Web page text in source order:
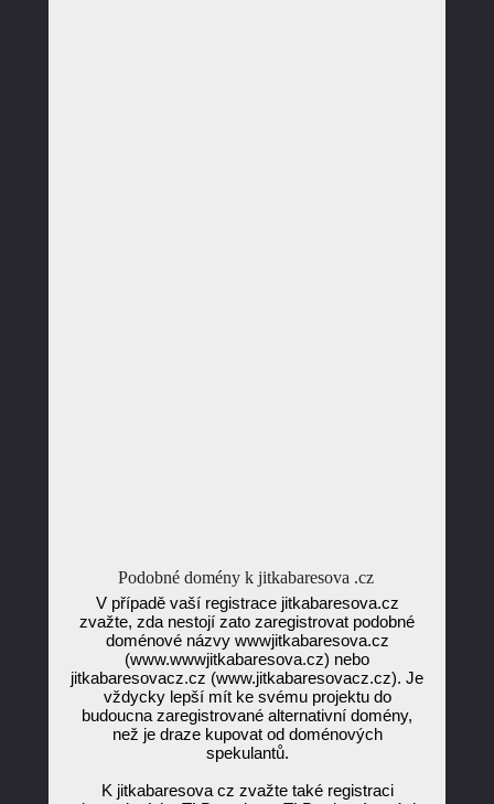
Podobné domény k jitkabaresova .cz
V případě vaší registrace jitkabaresova.cz
zvažte, zda nestojí zato zaregistrovat podobné
doménové názvy wwwjitkabaresova.cz
(www.wwwjitkabaresova.cz) nebo
jitkabaresovacz.cz (www.jitkabaresovacz.cz). Je
vždycky lepší mít ke svému projektu do
budoucna zaregistrované alternativní domény,
než je draze kupovat od doménových
spekulantů.
K jitkabaresova cz zvažte také registraci